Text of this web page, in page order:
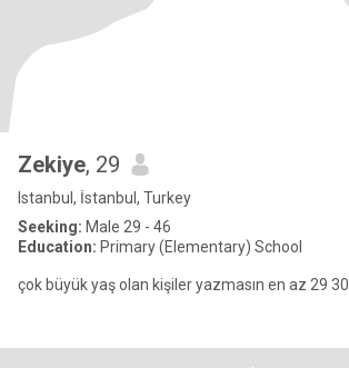
Zekiye, 29
Istanbul, İstanbul, Turkey
Seeking: Male 29 - 46
Education: Primary (Elementary) School
çok büyük yaş olan kişiler yazmasın en az 29 30